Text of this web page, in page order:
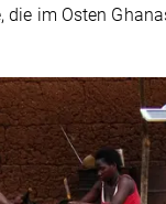
die im Osten